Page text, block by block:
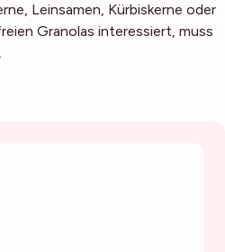
Leinsamen, Kürbiskerne oder
Granolas interessiert, muss